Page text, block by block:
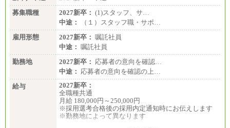
募集職種
2027新卒： (1)スタッフ、サ…
中途：
（１）スタッフ職・サポ…
雇用形態
2027新卒： 嘱託社員
中途： 嘱託社員
勤務地
2027新卒： 応募者の意向を確認…
中途： 応募者の意向を確認の上…
給与
2027新卒：
全職種共通
月給 180,000円～250,000円
※採用選考合格後の採用内定通知時にお伝えします
※勤務地によって異なります